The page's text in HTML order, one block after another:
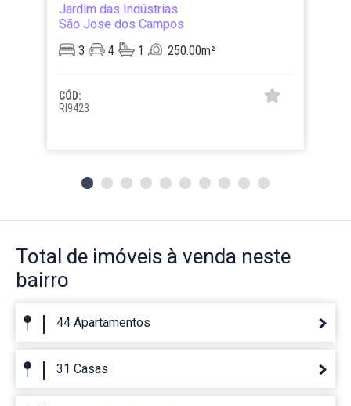
Jardim das Indústrias
São Jose dos Campos
3
4 1 250.00m²
CÓD:
RI9423
Total de imóveis à venda neste
bairro
44 Apartamentos
31 Casas